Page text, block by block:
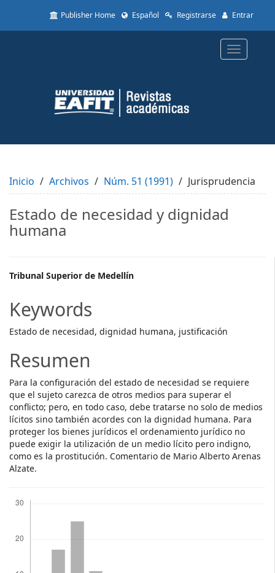
to
Content
Sidebar
Publisher Home Español Registrarse Entrar
Toggle
Inicio Archivos Núm. 51 (1991) Jurisprudencia
Estado de necesidad y dignidad
humana
Main
Article
Content
Tribunal Superior de Medellín
Keywords
Estado de necesidad, dignidad humana, justificación
Resumen
Para la configuración del estado de necesidad se requiere
que el sujeto carezca de otros medios para superar el
conflicto; pero, en todo caso, debe tratarse no solo de medios
lícitos sino también acordes con la dignidad humana. Para
proteger los bienes jurídicos el ordenamiento jurídico no
puede exigir la utilización de un medio lícito pero indigno,
como es la prostitución. Comentario de Mario Alberto Arenas
Alzate.